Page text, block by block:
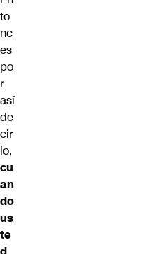
to
nc
es
po
r
así
de
cir
lo,
cu
an
do
us
te